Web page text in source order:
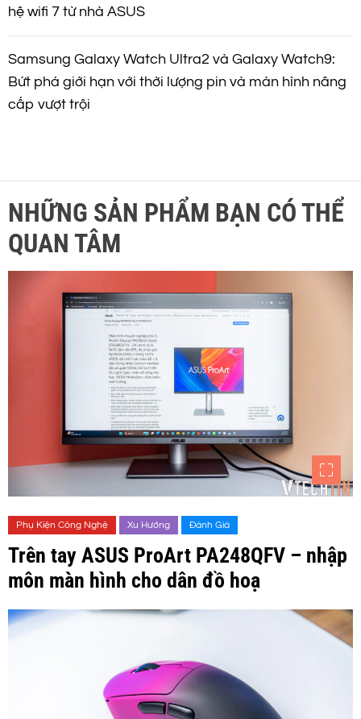
hệ wifi 7 từ nhà ASUS
Samsung Galaxy Watch Ultra2 và Galaxy Watch9:
Bứt phá giới hạn với thời lượng pin và màn hình nâng
cấp vượt trội
NHỮNG SẢN PHẨM BẠN CÓ THỂ
QUAN TÂM
Phụ Kiện Công Nghệ Xu Hướng Đánh Giá
Trên tay ASUS ProArt PA248QFV – nhập
môn màn hình cho dân đồ hoạ